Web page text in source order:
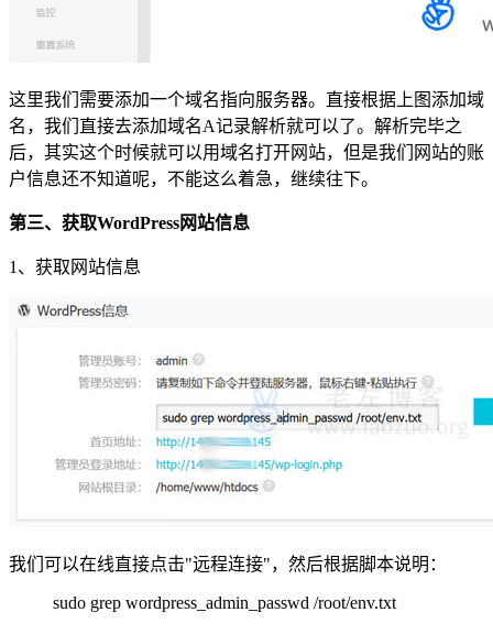
这里我们需要添加一个域名指向服务器。直接根据上图添加域
名，我们直接去添加域名A记录解析就可以了。解析完毕之
后，其实这个时候就可以用域名打开网站，但是我们网站的账
户信息还不知道呢，不能这么着急，继续往下。
第三、获取WordPress网站信息
1、获取网站信息
我们可以在线直接点击"远程连接"，然后根据脚本说明：
sudo grep wordpress_admin_passwd /root/env.txt